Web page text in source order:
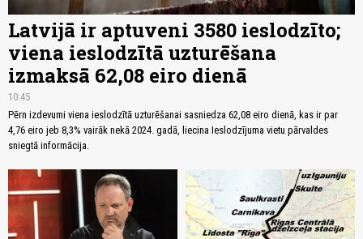
Latvijā ir aptuveni 3580 ieslodzīto;
viena ieslodzītā uzturēšana
izmaksā 62,08 eiro dienā
10:45
Pērn izdevumi viena ieslodzītā uzturēšanai sasniedza 62,08 eiro dienā, kas ir par
4,76 eiro jeb 8,3% vairāk nekā 2024. gadā, liecina Ieslodzījuma vietu pārvaldes
sniegtā informācija.